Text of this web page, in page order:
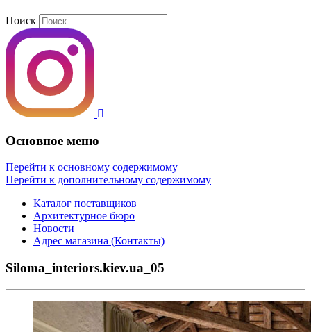
Поиск
Основное меню
Перейти к основному содержимому
Перейти к дополнительному содержимому
Каталог поставщиков
Архитектурное бюро
Новости
Адрес магазина (Контакты)
Siloma_interiors.kiev.ua_05